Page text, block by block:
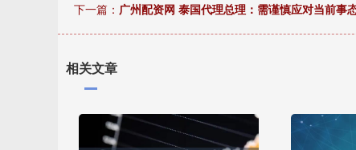
下一篇： 广州配资网 泰国代理总理：需谨慎应对当前事
相关文章